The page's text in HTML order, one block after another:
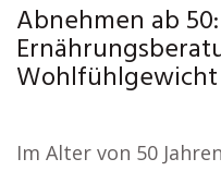
Abnehmen ab
Wohlfühlgewicht
Im Alter von 50